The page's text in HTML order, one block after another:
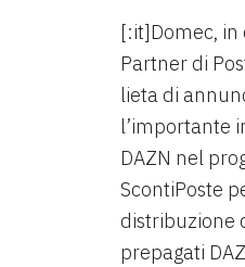
[:it]Domec, in
Partner di
lieta di
l’importante
DAZN nel
ScontiPoste
distribuzione
prepagati